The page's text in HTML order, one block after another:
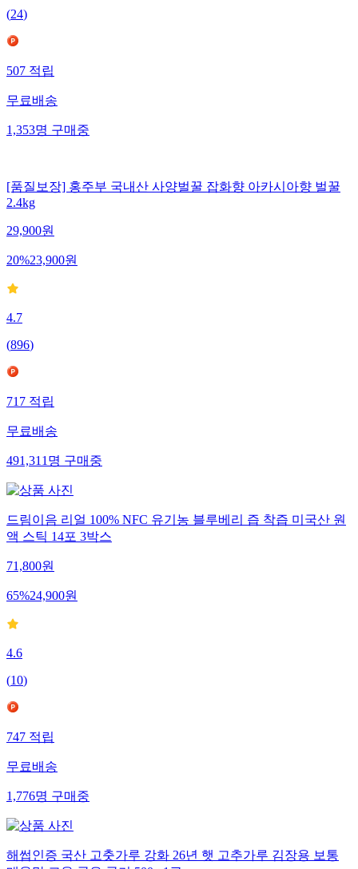
(24)
507적립
무료배송
1,353명구매중
[품질보장] 홍주부 국내산 사양벌꿀 잡화향 아카시아향 벌꿀
2.4kg
29,900원
20%23,900원
4.7
(896)
717적립
무료배송
491,311명구매중
드림이음 리얼 100% NFC 유기농 블루베리 즙 착즙 미국산 원
액 스틱 14포 3박스
71,800원
65%24,900원
4.6
(10)
747적립
무료배송
1,776명구매중
해썹인증 국산 고춧가루 강화 26년 햇 고추가루 김장용 보통